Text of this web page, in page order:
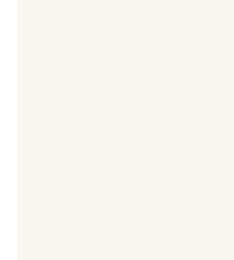
stato abbandonato
Ora, finalmente e
che i tempi sono
rimasto sopito.
meravigliosa